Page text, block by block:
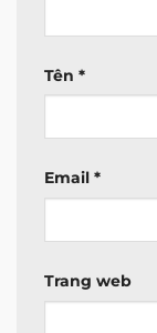
Tên *
Email *
Trang web